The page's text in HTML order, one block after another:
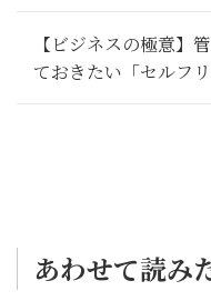
【ビジネスの極意】
ておきたい「セルフ
あわせて読み